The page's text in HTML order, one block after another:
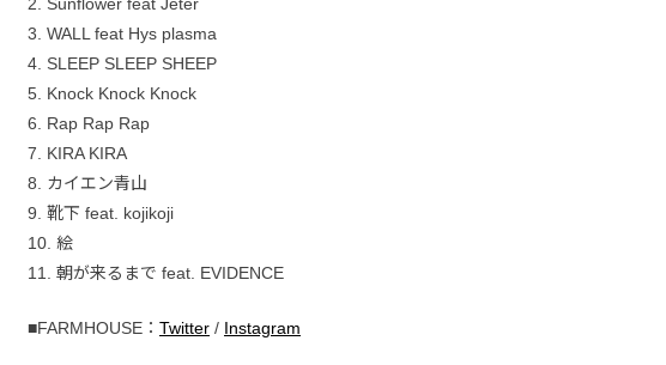
2. Sunflower feat Jeter
3. WALL feat Hys plasma
4. SLEEP SLEEP SHEEP
5. Knock Knock Knock
6. Rap Rap Rap
7. KIRA KIRA
8. カイエン青山
9. 靴下 feat. kojikoji
10. 絵
11. 朝が来るまで feat. EVIDENCE
■FARMHOUSE： Twitter / Instagram